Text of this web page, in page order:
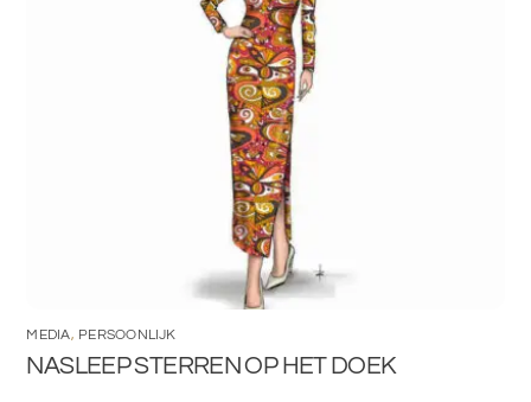
MEDIA, PERSOONLIJK
NASLEEP STERREN OP HET DOEK